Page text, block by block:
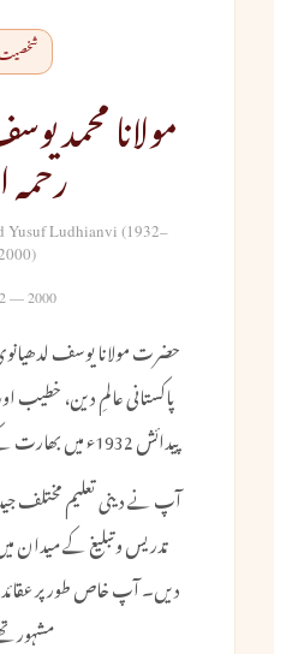
شخصیت
مولانا محمد
رحمہ
Yusuf Ludhianvi (1932–
— 2000
حضرت مولانا یوسف
پاکستانی عالمِ دین،
پیدائش 1932ء میں بھارت کے شہر لدھیانہ میں ہوئی۔
آپ نے دینی تعلیم مختلف
تدریس و تبلیغ کے میدان
دیں۔ آپ خاص طور پر عقائد
مشہور